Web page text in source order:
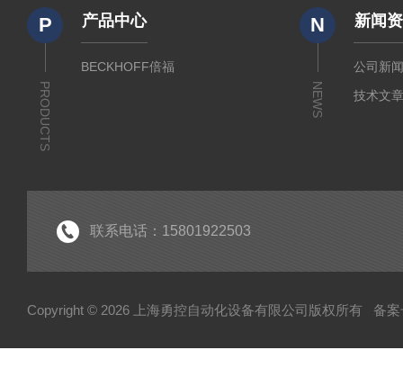
P
PRODUCTS
产品中心
BECKHOFF倍福
N
NEWS
新闻
公司新
技术文
联系电话：15801922503
Copyright © 2026 上海勇控自动化设备有限公司版权所有 备案